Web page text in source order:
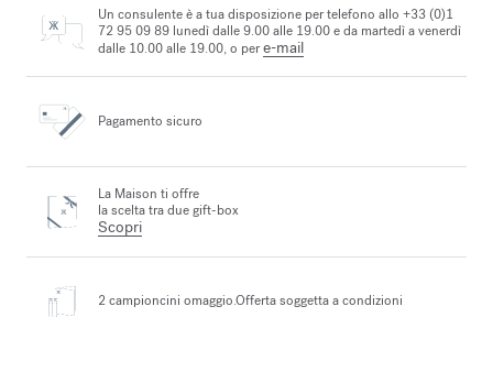
Un consulente è a tua disposizione per telefono allo +33 (0)1
72 95 09 89 lunedì dalle 9.00 alle 19.00 e da martedì a venerdì
dalle 10.00 alle 19.00, o pere-mail
Pagamento sicuro
La Maison ti offre
la scelta tra due gift-box
Scopri
2 campioncini omaggio.Offerta soggetta a condizioni